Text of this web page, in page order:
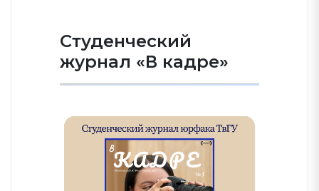
Студенческий
журнал «В кадре»